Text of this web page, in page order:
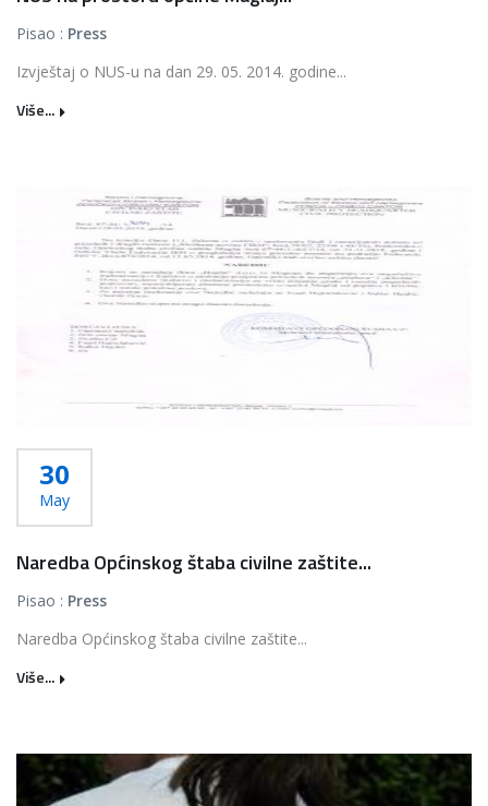
Pisao : Press
Izvještaj o NUS-u na dan 29. 05. 2014. godine...
Više...
30
May
Naredba Općinskog štaba civilne zaštite...
Pisao : Press
Naredba Općinskog štaba civilne zaštite...
Više...